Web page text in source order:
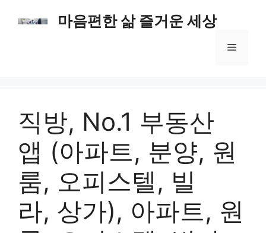
마음편한 삶 즐거운 세상
메
직방, No.1 부동산
앱 (아파트, 분양, 원
룸, 오피스텔, 빌
라, 상가), 아파트, 원